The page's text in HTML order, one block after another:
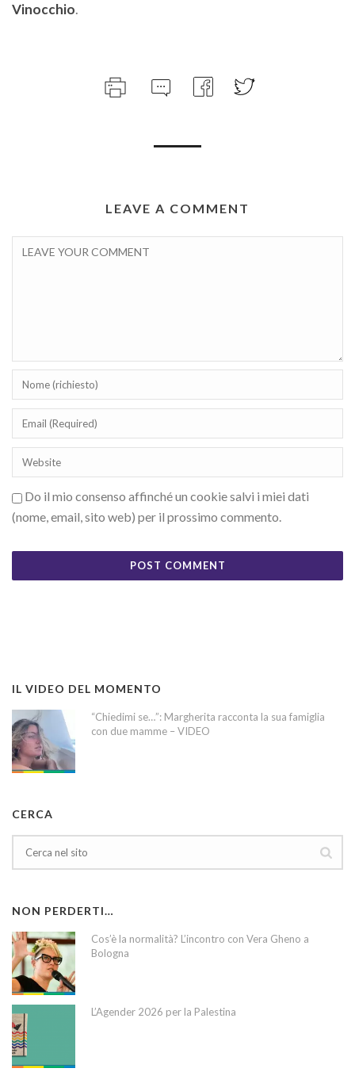
Vinocchio.
LEAVE A COMMENT
Do il mio consenso affinché un cookie salvi i miei dati
(nome, email, sito web) per il prossimo commento.
IL VIDEO DEL MOMENTO
“Chiedimi se…”: Margherita racconta la sua famiglia
con due mamme – VIDEO
CERCA
NON PERDERTI…
Cos’è la normalità? L’incontro con Vera Gheno a
Bologna
L’Agender 2026 per la Palestina